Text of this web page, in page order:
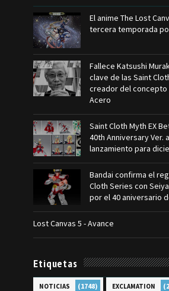
El anime The Lost
tercera temporada
Fallece Katsushi
clave de las Saint
creador del concepto
Acero
Saint Cloth Myth EX
40th Anniversary Ver.
lanzamiento para
Bandai confirma el
Cloth Series con
por el 40 aniversario
Lost Canvas 5 - Avance
Etiquetas
NOTICIAS (1748) EXCLAMATION